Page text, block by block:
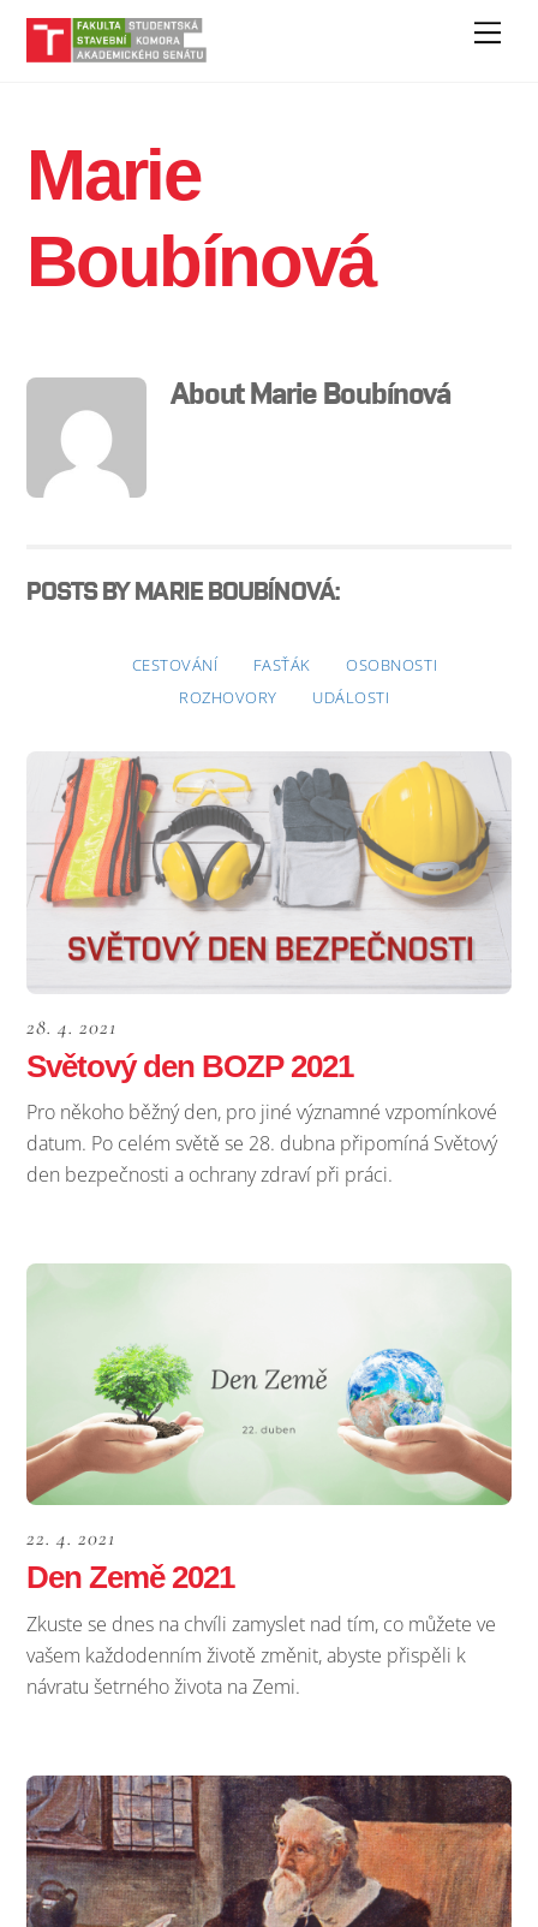
Skip
Marie
Boubínová
About Marie Boubínová
POSTS BY MARIE BOUBÍNOVÁ:
CESTOVÁNÍ FASŤÁK
OSOBNOSTI
ROZHOVORY
UDÁLOSTI
28. 4. 2021
Světový den BOZP 2021
Pro někoho běžný den, pro jiné významné vzpomínkové
datum. Po celém světě se 28. dubna připomíná Světový
den bezpečnosti a ochrany zdraví při práci.
22. 4. 2021
Den Země 2021
Zkuste se dnes na chvíli zamyslet nad tím, co můžete ve
vašem každodenním životě změnit, abyste přispěli k
návratu šetrného života na Zemi.